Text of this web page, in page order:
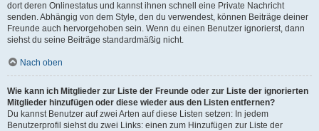
dort deren Onlinestatus und kannst ihnen schnell eine Private Nachricht
senden. Abhängig von dem Style, den du verwendest, können Beiträge deiner
Freunde auch hervorgehoben sein. Wenn du einen Benutzer ignorierst, dann
siehst du seine Beiträge standardmäßig nicht.
Nach oben
Wie kann ich Mitglieder zur Liste der Freunde oder zur Liste der ignorierten
Mitglieder hinzufügen oder diese wieder aus den Listen entfernen?
Du kannst Benutzer auf zwei Arten auf diese Listen setzen: In jedem
Benutzerprofil siehst du zwei Links: einen zum Hinzufügen zur Liste der